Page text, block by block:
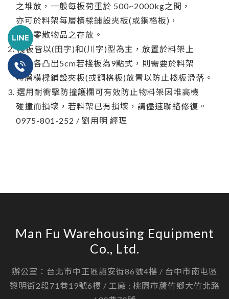
之堆放，一般每板荷重於 500~2000kg之間，
亦可於料架每層橫樑鋪設夾板(或鋼格板)，
做為零散物品之存放。
2. 棧板皆以(田字)和(川字)型為主，放置於料架上
前後各凸出5cm若棧板為9點式，則需要於料架
每層橫樑鋪設夾板(或鋼格板)放置以防止棧板滑落。
3. 選用耐衝擊防撞護欄可有效防止物料架因堆高機
碰撞而損壞，若料架已有損壞，請儘速聯絡修復。
0975-801-252 / 劉用明 經理
Man Fu Warehousing Equipment
Co., Ltd.
辦公室：台北市中正區詔安街86號4樓 / 台中市南屯區
黎明街2段71巷19號6樓 / 工廠 : 桃園市蘆竹鄉大竹北路